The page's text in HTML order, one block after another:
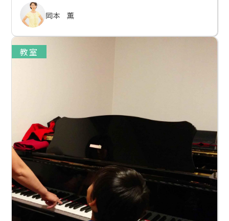
岡本 薫
教室